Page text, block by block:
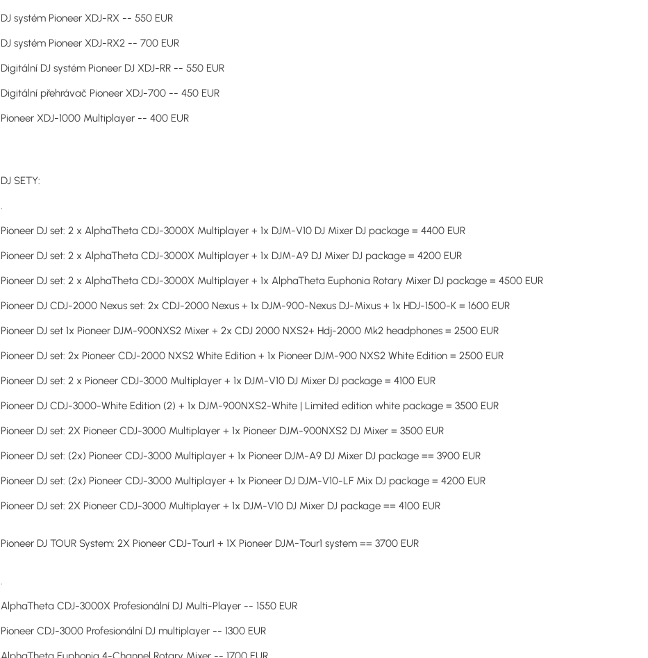
DJ systém Pioneer XDJ-RX -- 550 EUR
DJ systém Pioneer XDJ-RX2 -- 700 EUR
Digitální DJ systém Pioneer DJ XDJ-RR -- 550 EUR
Digitální přehrávač Pioneer XDJ-700 -- 450 EUR
Pioneer XDJ-1000 Multiplayer -- 400 EUR
DJ SETY:
.
Pioneer DJ set: 2 x AlphaTheta CDJ-3000X Multiplayer + 1x DJM-V10 DJ Mixer DJ package = 4400 EUR
Pioneer DJ set: 2 x AlphaTheta CDJ-3000X Multiplayer + 1x DJM-A9 DJ Mixer DJ package = 4200 EUR
Pioneer DJ set: 2 x AlphaTheta CDJ-3000X Multiplayer + 1x AlphaTheta Euphonia Rotary Mixer DJ package = 4500 EUR
Pioneer DJ CDJ-2000 Nexus set: 2x CDJ-2000 Nexus + 1x DJM-900-Nexus DJ-Mixus + 1x HDJ-1500-K = 1600 EUR
Pioneer DJ set 1x Pioneer DJM-900NXS2 Mixer + 2x CDJ 2000 NXS2+ Hdj-2000 Mk2 headphones = 2500 EUR
Pioneer DJ set: 2x Pioneer CDJ-2000 NXS2 White Edition + 1x Pioneer DJM-900 NXS2 White Edition = 2500 EUR
Pioneer DJ set: 2 x Pioneer CDJ-3000 Multiplayer + 1x DJM-V10 DJ Mixer DJ package = 4100 EUR
Pioneer DJ CDJ-3000-White Edition (2) + 1x DJM-900NXS2-White | Limited edition white package = 3500 EUR
Pioneer DJ set: 2X Pioneer CDJ-3000 Multiplayer + 1x Pioneer DJM-900NXS2 DJ Mixer = 3500 EUR
Pioneer DJ set: (2x) Pioneer CDJ-3000 Multiplayer + 1x Pioneer DJM-A9 DJ Mixer DJ package == 3900 EUR
Pioneer DJ set: (2x) Pioneer CDJ-3000 Multiplayer + 1x Pioneer DJ DJM-V10-LF Mix DJ package = 4200 EUR
Pioneer DJ set: 2X Pioneer CDJ-3000 Multiplayer + 1x DJM-V10 DJ Mixer DJ package == 4100 EUR
Pioneer DJ TOUR System: 2X Pioneer CDJ-Tour1 + 1X Pioneer DJM-Tour1 system == 3700 EUR
.
AlphaTheta CDJ-3000X Profesionální DJ Multi-Player -- 1550 EUR
Pioneer CDJ-3000 Profesionální DJ multiplayer -- 1300 EUR